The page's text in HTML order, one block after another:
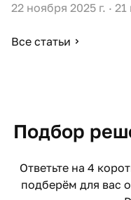
22 ноября 2025 г. · 21
Все статьи
Подбор
Ответьте на 4
подберём для вас